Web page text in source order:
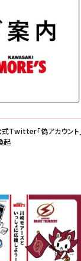
Twitter「偽アカウント
起